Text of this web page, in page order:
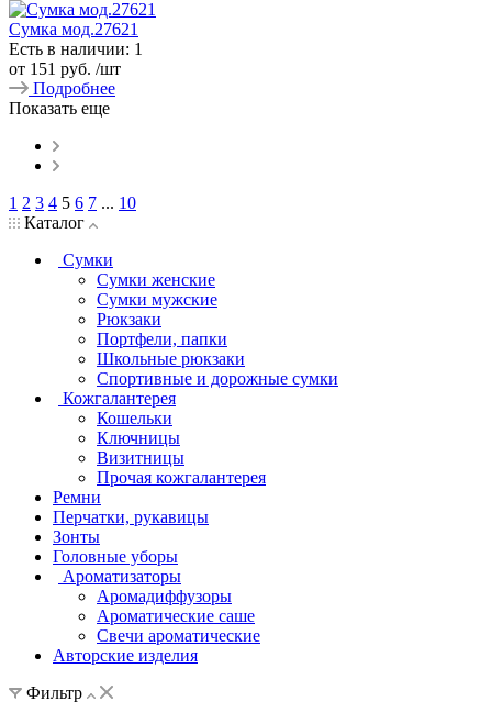
Сумка мод.27621
Есть в наличии: 1
от 151 руб. /шт
Подробнее
Показать еще
1 2 3 4 5 6 7 ... 10
Каталог
Сумки
Сумки женские
Сумки мужские
Рюкзаки
Портфели, папки
Школьные рюкзаки
Спортивные и дорожные сумки
Кожгалантерея
Кошельки
Ключницы
Визитницы
Прочая кожгалантерея
Ремни
Перчатки, рукавицы
Зонты
Головные уборы
Ароматизаторы
Аромадиффузоры
Ароматические саше
Свечи ароматические
Авторские изделия
Фильтр